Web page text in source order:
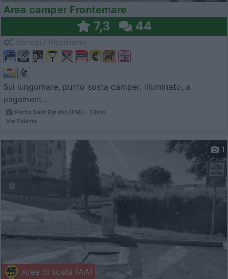
Area camper Frontemare
7,3 44
Sul lungomare, punto sosta camper, illuminato, a
pagament...
Porto Sant'Elpidio (FM) - 13km
Via Faleria
Area di sosta (AA)
1